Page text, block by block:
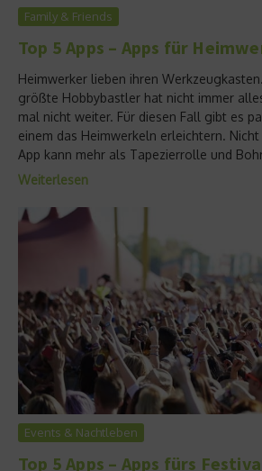
Family & Friends
Top 5 Apps – Apps für
Heimwerker lieben ihren
größte Hobbybastler hat nicht immer
mal nicht weiter. Für diesen Fall gibt es
einem das Heimwerkeln erleichtern.
App kann mehr als Tapezierrolle und
Weiterlesen
Events & Nachtleben
Top 5 Apps – Apps fürs